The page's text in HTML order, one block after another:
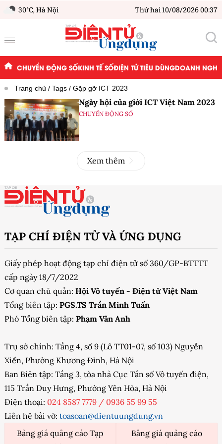
30°C,Hà Nội Thứ hai 10/08/2026 00:37
CHUYỂN ĐỘNG SỐKINH TẾ SỐĐIỆN TỬ TIÊU DÙNGDOANH
Trang chủ Tags Gặp gỡ ICT 2023
Ngày hội của giới ICT Việt Nam 2023
CHUYỂN ĐỘNG SỐ
Xem thêm
TẠP CHÍ ĐIỆN TỬ VÀ ỨNG DỤNG
Giấy phép hoạt động tạp chí điện tử số 360/GP-BTTTT
cấp ngày 18/7/2022
Cơ quan chủ quản: Hội Vô tuyến - Điện tử Việt Nam
Tổng biên tập: PGS.TS Trần Minh Tuấn
Phó Tổng biên tập: Phạm Văn Anh
Trụ sở chính: Tầng 4, số 9 (Lô TT01-07, số 103) Nguyễn
Xiển, Phường Khương Đình, Hà Nội
Ban Biên tập: Tầng 3, tòa nhà Cục Tần số Vô tuyến điện,
115 Trần Duy Hưng, Phường Yên Hòa, Hà Nội
Điện thoại: 024 8587 7779 / 0936 55 99 55
Liên hệ bài vở: toasoan@dientuungdung.vn
Bảng giá quảng cáo Tạp
Bảng giá quảng cáo